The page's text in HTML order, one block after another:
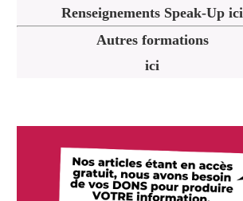
Renseignements Speak-Up ici
Autres formations
ici